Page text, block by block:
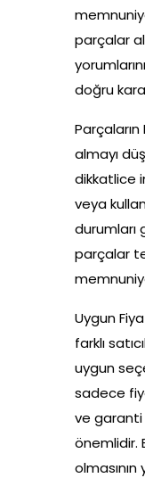
parçalar
doğru
almayı
dikkatlice
veya
durumları
parçalar
Uygun
farklı
uygun
sadece
ve garanti
önemlidir.
olmasının